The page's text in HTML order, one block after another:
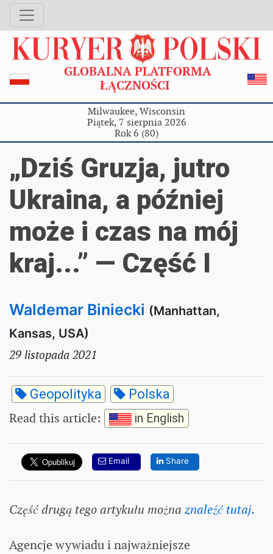
GLOBALNA PLATFORMA
ŁĄCZNOŚCI
Milwaukee, Wisconsin
Piątek, 7 sierpnia 2026
Rok 6 (80)
„Dziś Gruzja, jutro
Ukraina, a później
może i czas na mój
kraj...” — Część I
Waldemar Biniecki (Manhattan,
Kansas, USA)
29 listopada 2021
Geopolityka Polska
Read this article: in English
Email Share
Część drugą tego artykułu możnaznaleźć tutaj.
Agencje wywiadu i najważniejsze